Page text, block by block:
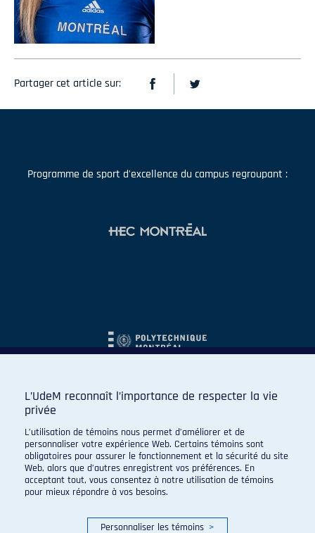
Partager cet article sur:
Programme de sport d'excellence du campus regroupant :
L’UdeM reconnaît l’importance de respecter la vie
privée
L’utilisation de témoins nous permet d’améliorer et de
personnaliser votre expérience Web. Certains témoins sont
obligatoires pour assurer le fonctionnement et la sécurité du site
Web, alors que d’autres enregistrent vos préférences. En
acceptant tout, vous consentez à notre utilisation de témoins
pour mieux répondre à vos besoins.
Personnaliser les témoins >